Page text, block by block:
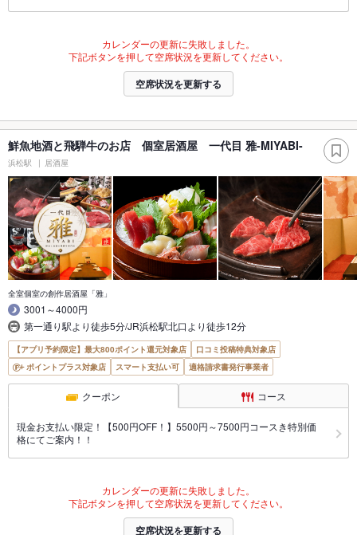
カレンダーの更新に失敗しました。
下記ボタンを押して空席状況を更新してください。
空席状況を更新する
鮮魚地酒と飛騨牛のお店 個室居酒屋 一代目 雅-MIYABI-
浜松駅 居酒屋
全室個室の創作居酒屋「雅」
3001～4000円
第一通り駅より徒歩5分/JR浜松駅北口より徒歩12分
【アプリ予約限定】最大800ポイント還元対象店
口コミ投稿特典対象店
ポイントプラス対象店
スマート支払い可 適格請求書発行事業者
クーポン コース
現金お支払い限定！【500円OFF！】5500円～7500円コースき特別価
格にてご案内！！
カレンダーの更新に失敗しました。
下記ボタンを押して空席状況を更新してください。
空席状況を更新する